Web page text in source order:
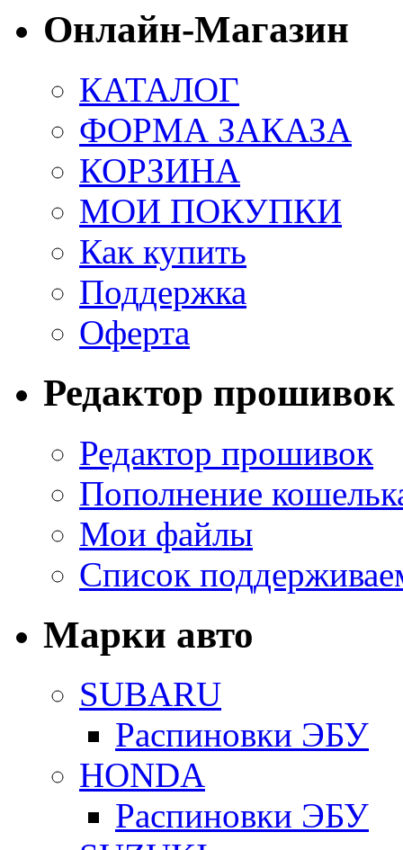
Онлайн-Магазин
КАТАЛОГ
ФОРМА ЗАКАЗА
КОРЗИНА
МОИ ПОКУПКИ
Как купить
Поддержка
Оферта
Редактор прошивок
Редактор прошивок
Пополнение
Мои файлы
Список
Марки авто
SUBARU
Распиновки ЭБУ
HONDA
Распиновки ЭБУ